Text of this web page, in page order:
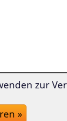
zur
»